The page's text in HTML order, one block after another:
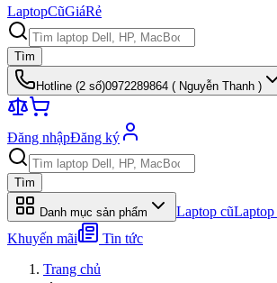
LaptopCũGiáRẻ
Tìm
Hotline (2 số)0972289864 ( Nguyễn Thanh )
Đăng nhậpĐăng ký
Tìm
Danh mục sản phẩm Laptop cũ
Khuyến mãi
Tin tức
Trang chủ